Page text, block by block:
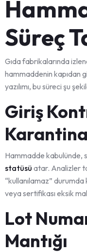
Süreç
Gıda fabrikalarında
hammaddenin kapıdan
yazılımı, bu süreci şu
Giriş
Hammadde kabulünde,
statüsü atar. Analizler
“kullanılamaz” durumda
veya sertifikası eksik
Lot
Mantığı